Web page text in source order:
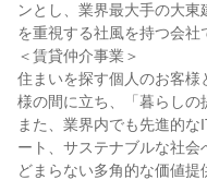
ンとし、業界最大手の大
を重視する社風を持つ会社
＜賃貸仲介事業＞
住まいを探す個人のお客様
様の間に立ち、「暮らしの
また、業界内でも先進的
ート、サステナブルな社会
どまらない多角的な価値提